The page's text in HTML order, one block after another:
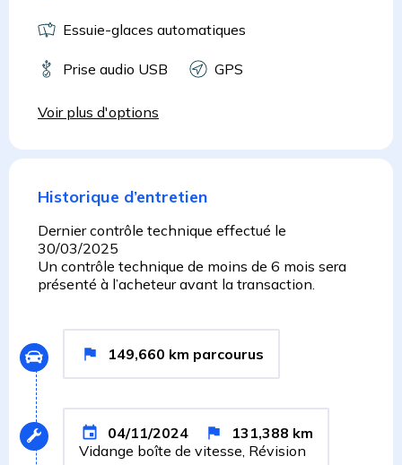
Essuie-glaces automatiques
Prise audio USB GPS
Voir plus d'options
Historique d’entretien
Dernier contrôle technique effectué le
30/03/2025
Un contrôle technique de moins de 6 mois sera
présenté à l’acheteur avant la transaction.
149,660 km parcourus
04/11/2024 131,388 km
Vidange boîte de vitesse, Révision